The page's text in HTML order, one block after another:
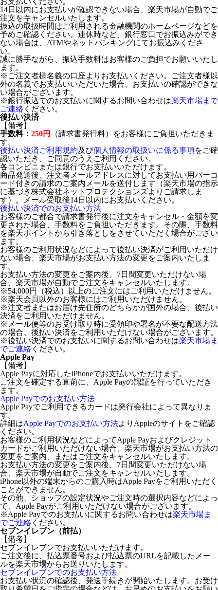
14日以内にお支払いが確認できない場合、楽天市場が自動でご
注文をキャンセルいたします。
振込の取扱時間はご利用される金融機関のホームページなどを
予めご確認ください。連休時など、銀行窓口でお振込みができ
ない場合は、ATMやネットバンキングにてお振込みくださ
い。
誠に勝手ながら、振込手数料はお客様のご負担でお願いいたし
ます。
※ご注文者様名義の口座よりお支払いください。ご注文者様以
外の名義でお支払いいただいた場合、お支払いの確認ができな
い場合がございます。
※銀行振込でのお支払いに関するお問い合わせは楽天市場まで
ご連絡 ください。
後払い決済
【備考】
手数料： 250円
（請求書発行料）をお客様にご負担いただきま
す。
後払い決済ご利用規約及び個人情報の取扱いに係る事項をご確
認いただき、ご同意のうえご利用ください。
各コンビニまたは銀行でお支払いいただけます。
商品発送後、注文者メールアドレスに対してお支払い用バーコ
ード付きの請求のご案内メールを送付します（楽天市場の指示
に基づき株式会社ネットプロテクションズよりご請求しま
す）。メール受取後14日以内にお支払いください。
後払い決済でのお支払い方法
お客様のご都合で請求書発行後に注文をキャンセル・金額を変
更された場合、手数料をご負担いただきます。その際、手数料
を楽天ポイントから引き落としをさせていただく場合がござい
ます。
お客様のご利用状況などによって後払い決済がご利用いただけ
ない場合、楽天市場がお支払い方法の変更をご案内いたしま
す。
お支払い方法の変更をご案内後、7日間変更いただけない場
合、楽天市場が自動でご注文をキャンセルいたします。
※54,000円（税込）以上のご注文にはご利用いただけません。
※楽天会員以外のお客様にはご利用いただけません。
※注文者またはお届け先住所のどちらかが国外の場合、後払い
決済をご利用いただけません。
※メール便等のお受け取り時に受領印や署名が不要な配送方法
の場合、後払い決済をご利用いただけない場合がございます。
※後払い決済でのお支払いに関するお問い合わせは楽天市場ま
でご連絡 ください。
Apple Pay
【備考】
Apple Payに対応したiPhoneでお支払いいただけます。
ご注文を確定する直前に、Apple Payの認証を行っていただき
ます。
Apple Payでのお支払い方法
Apple Payでご利用できるカードは発行会社によって異なりま
す。
詳細はApple Payでのお支払い方法よりAppleのサイトをご確認
ください。
お客様のご利用状況などによってApple Payおよびクレジット
カードがご利用いただけない場合、楽天市場がお支払い方法の
変更をご案内、またはご注文をキャンセルいたします。
お支払い方法の変更をご案内後、7日間変更いただけない場
合、楽天市場が自動でご注文をキャンセルいたします。
iPhone以外の端末からのご購入時はApple Payをご利用いただく
ことができません。
その他、ショップの設定状況やご注文時の選択内容などによっ
て、Apple Payがご利用いただけない場合がございます。
※Apple Payでのお支払いに関するお問い合わせは楽天市場ま
でご連絡 ください。
セブンイレブン（前払）
【備考】
セブンイレブンでお支払いいただけます。
ご注文後に、払込票番号および払込票のURLを記載したメー
ルを楽天市場からお送りいたします。
セブンイレブンでのお支払い方法
お支払い状況の確認後、発送手続きが開始いたします。お受け